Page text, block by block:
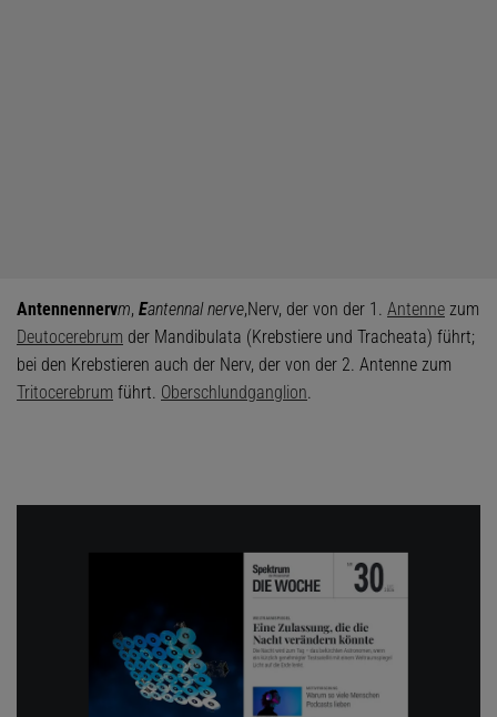
Antennennervm, Eantennal nerve,Nerv, der von der 1. Antenne zum
Deutocerebrum der Mandibulata (Krebstiere und Tracheata) führt;
bei den Krebstieren auch der Nerv, der von der 2. Antenne zum
Tritocerebrum führt. Oberschlundganglion.